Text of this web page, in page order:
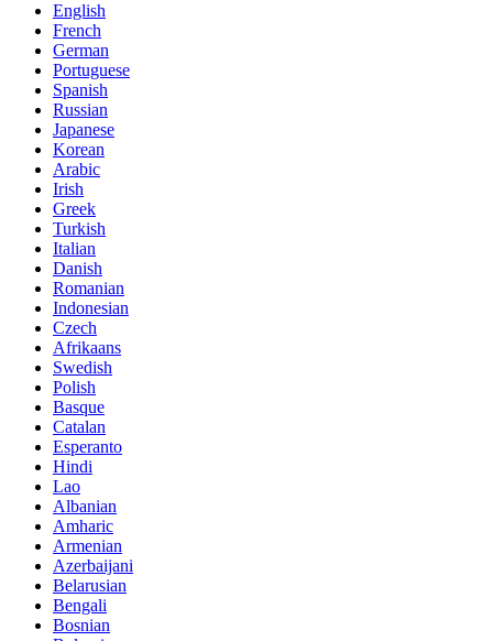
English
French
German
Portuguese
Spanish
Russian
Japanese
Korean
Arabic
Irish
Greek
Turkish
Italian
Danish
Romanian
Indonesian
Czech
Afrikaans
Swedish
Polish
Basque
Catalan
Esperanto
Hindi
Lao
Albanian
Amharic
Armenian
Azerbaijani
Belarusian
Bengali
Bosnian